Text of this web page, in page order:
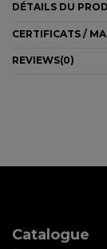
DÉTAILS DU
CERTIFICATS /
REVIEWS(0)
Catalogue